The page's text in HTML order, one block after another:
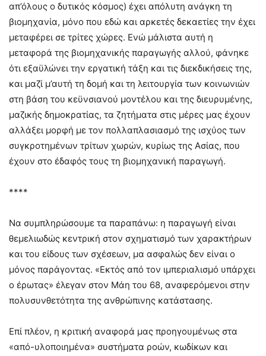
απ’όλους ο δυτικός κόσμος) έχει απόλυτη ανάγκη τη
βιομηχανία, μόνο που εδώ και αρκετές δεκαετίες την έχει
μεταφέρει σε τρίτες χώρες. Ενώ μάλιστα αυτή η
μεταφορά της βιομηχανικής παραγωγής αλλού, φάνηκε
ότι εξαϋλώνει την εργατική τάξη και τις διεκδικήσεις της,
και μαζί μ’αυτή τη δομή και τη λειτουργία των κοινωνιών
στη βάση του κεϋνσιανού μοντέλου και της διευρυμένης,
μαζικής δημοκρατίας, τα ζητήματα στις μέρες μας έχουν
αλλάξει μορφή με τον πολλαπλασιασμό της ισχύος των
συγκροτημένων τρίτων χωρών, κυρίως της Ασίας, που
έχουν στο έδαφός τους τη βιομηχανική παραγωγή.
****
Να συμπληρώσουμε τα παραπάνω: η παραγωγή είναι
θεμελιωδώς κεντρική στον σχηματισμό των χαρακτήρων
και του είδους των σχέσεων, μα ασφαλώς δεν είναι ο
μόνος παράγοντας. «Εκτός από τον ιμπεριαλισμό υπάρχει
ο έρωτας» έλεγαν στον Μάη του 68, αναφερόμενοι στην
πολυσυνθετότητα της ανθρώπινης κατάστασης.
Επί πλέον, η κριτική αναφορά μας προηγουμένως στα
«από-υλοποιημένα» συστήματα ροών, κωδίκων και